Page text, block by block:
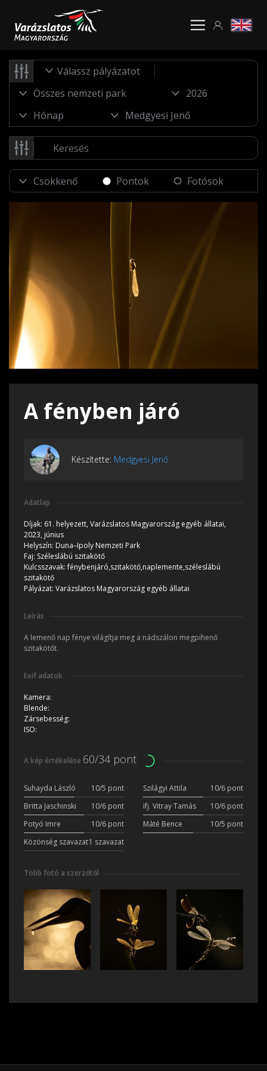
Válassz pályázatot
Pontok Fotósok
A fényben járó
Készítette: Medgyesi Jenő
Adatlap
Díjak: 61. helyezett, Varázslatos Magyarország egyéb állatai,
2023, június
Helyszín: Duna–Ipoly Nemzeti Park
Faj: Széleslábú szitakötő
Kulcsszavak:fénybenjáró,szitakötő,naplemente,széleslábú
szitakötő
Pályázat: Varázslatos Magyarország egyéb állatai
Leírás
A lemenő nap fénye világítja meg a nádszálon megpihenő
szitakötőt.
Exif adatok
Kamera:
Blende:
Zársebesség:
ISO:
A kép értékelése 60/34 pont
Suhayda László 10/5 pont Szilágyi Attila
10/6 pont
Britta Jaschinski
10/6 pont ifj. Vitray Tamás
10/6 pont
Potyó Imre
10/6 pont Máté Bence
10/5 pont
Közönség szavazat1 szavazat
Több fotó a szerzőtől